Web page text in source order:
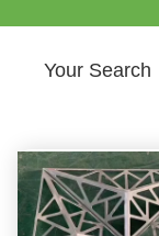
Your Search